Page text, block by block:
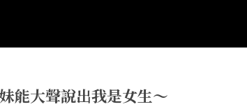
能大聲說出我是女生～